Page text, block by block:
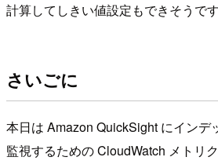
計算してしきい値設定もできそうです
さいごに
本日は Amazon QuickSight にインデ
監視するための CloudWatch メトリ